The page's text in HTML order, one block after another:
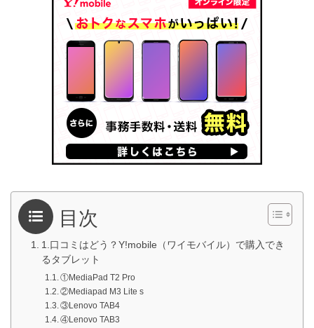
目次
1.口コミはどう？Y!mobile（ワイモバイル）で購入でき
るタブレット
①MediaPad T2 Pro
②Mediapad M3 Lite s
③Lenovo TAB4
④Lenovo TAB3